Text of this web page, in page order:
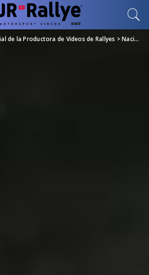
de la Productora de Videos de Rallyes >Nacional